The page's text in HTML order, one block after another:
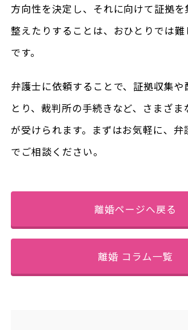
方向性を決定し、それに向けて証拠を
整えたりすることは、おひとりでは
です。
弁護士に依頼することで、証拠収集や
とり、裁判所の手続きなど、さまざま
が受けられます。まずはお気軽に、弁
でご相談ください。
離婚ページへ戻る
離婚 コラム一覧